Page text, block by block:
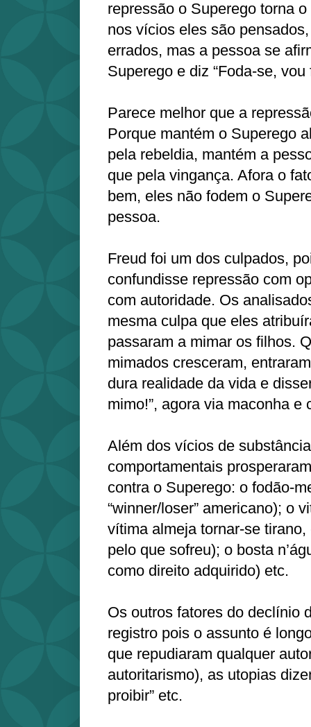
repressão o Superego torna
nos vícios eles são
errados, mas a pessoa se
Superego e diz “Foda-se, vou
Parece melhor que a
Porque mantém o Superego
pela rebeldia, mantém a
que pela vingança. Afora o
bem, eles não fodem o
pessoa.
Freud foi um dos culpados,
confundisse repressão com
com autoridade. Os
mesma culpa que eles
passaram a mimar os filhos.
mimados cresceram,
dura realidade da vida e
mimo!”, agora via maconha e
Além dos vícios de
comportamentais
contra o Superego: o fodão-
“winner/loser” americano); o
vítima almeja tornar-se
pelo que sofreu); o bosta
como direito adquirido) etc.
Os outros fatores do declínio
registro pois o assunto é
que repudiaram qualquer
autoritarismo), as utopias
proibir” etc.